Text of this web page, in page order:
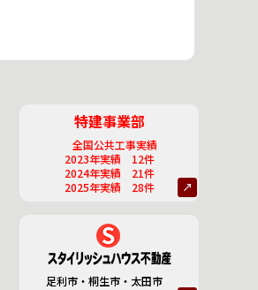
特建事業部
全国公共工事実績
2023年実績 12件
2024年実績 21件
2025年実績 28件
足利市・桐生市・太田市